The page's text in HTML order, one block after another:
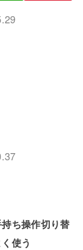
ち操作切り替
使う